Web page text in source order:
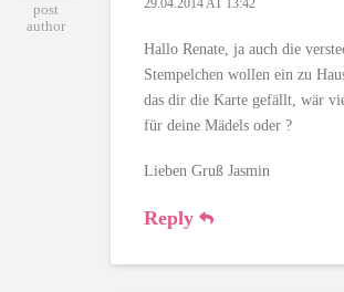
post
author
29.04.2014 AT 13:42
Hallo Renate, ja auch die
Stempelchen wollen ein zu
das dir die Karte gefällt, wär
für deine Mädels oder ?
Lieben Gruß Jasmin
Reply